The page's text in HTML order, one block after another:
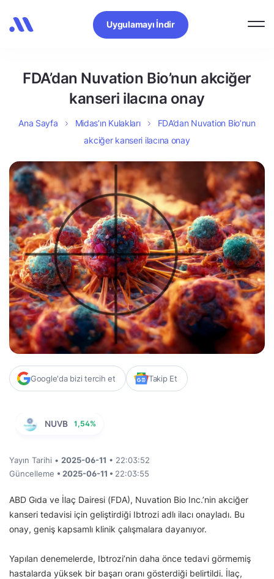
Uygulamayı İndir
FDA’dan Nuvation Bio’nun akciğer
kanseri ilacına onay
Ana Sayfa Midas’ın Kulakları
FDA’dan Nuvation Bio’nun
akciğer kanseri ilacına onay
Google'da bizi tercih et Takip Et
NUVB 1,54%
Yayın Tarihi • 2025-06-11 • 22:03:52
Güncelleme • 2025-06-11 • 22:03:55
ABD Gıda ve İlaç Dairesi (FDA), Nuvation Bio Inc.’nin akciğer
kanseri tedavisi için geliştirdiği Ibtrozi adlı ilacı onayladı. Bu
onay, geniş kapsamlı klinik çalışmalara dayanıyor.
Yapılan denemelerde, Ibtrozi’nin daha önce tedavi görmemiş
hastalarda yüksek bir başarı oranı gösterdiği belirtildi. İlaç,